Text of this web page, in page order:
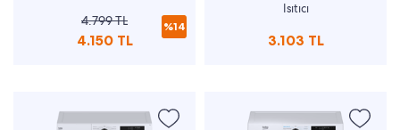
4.799 TL
4.150 TL
%14
Isıtıcı
3.103 TL